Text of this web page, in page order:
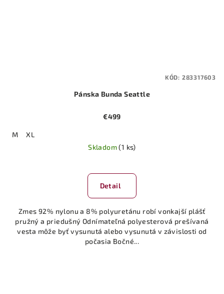
Pánska Bunda Seattle
€499
M
XL
Skladom(1 ks)
Detail
Zmes 92% nylonu a 8% polyuretánu robí vonkajší plášť
pružný a priedušný Odnímateľná polyesterová prešívaná
vesta môže byť vysunutá alebo vysunutá v závislosti od
počasia Bočné...
KÓD: 283317603